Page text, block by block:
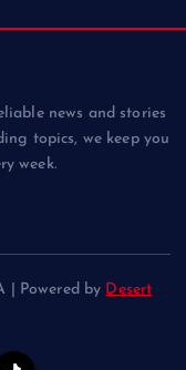
news and stories
topics, we keep you
week.
| Powered by Desert